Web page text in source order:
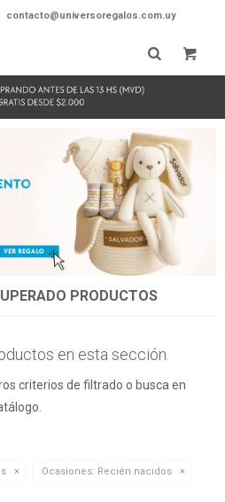
contacto@universoregalos.com.uy
PRODUCTOS
en esta sección.
criterios de filtrado o busca en
Ocasiones: Recién nacidos